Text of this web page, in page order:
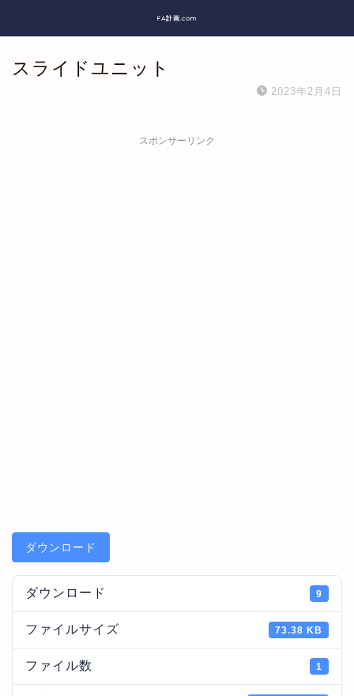
FA計画.com
スライドユニット
2023年2月4日
スポンサーリンク
ダウンロード
ダウンロード 9
ファイルサイズ 73.38 KB
ファイル数 1